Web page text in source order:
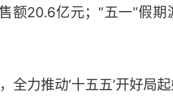
额20.6亿元；“五一”假
力推动‘十五五’开好局